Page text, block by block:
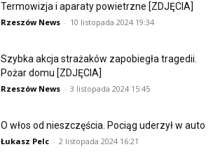
Termowizja i aparaty powietrzne [ZDJĘCIA]
Rzeszów News - 10 listopada 2024 19:34
Szybka akcja strażaków zapobiegła tragedii.
Pożar domu [ZDJĘCIA]
Rzeszów News - 3 listopada 2024 15:45
O włos od nieszczęścia. Pociąg uderzył w auto
Łukasz Pelc - 2 listopada 2024 16:21